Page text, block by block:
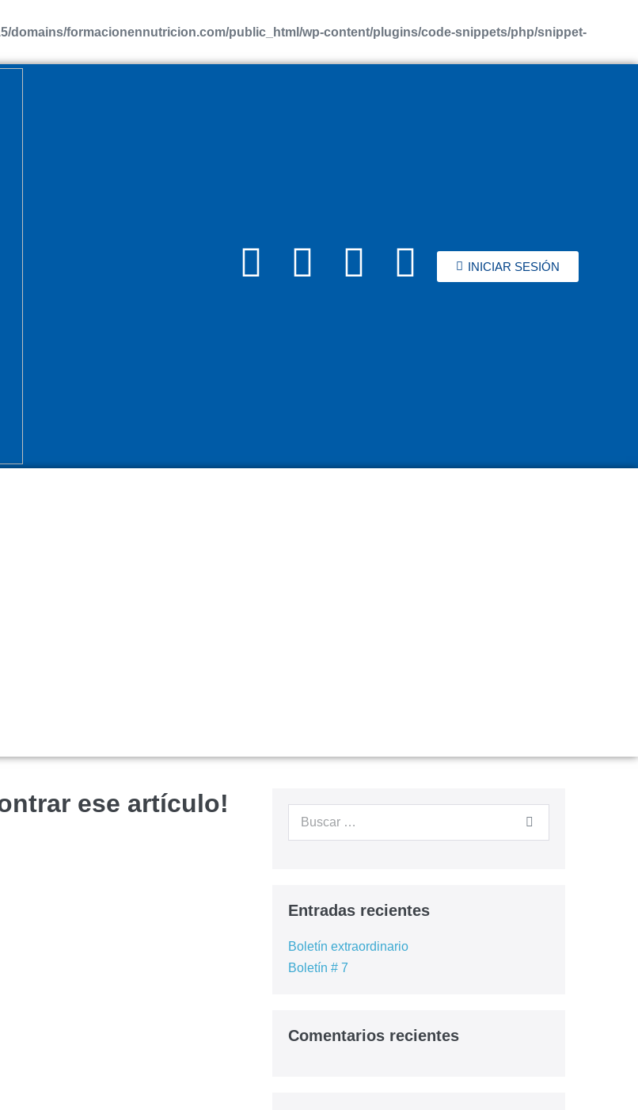
domains/formacionennutricion.com/public_html/wp-content/plugins/code-snippets/php/snippet-
INICIAR SESIÓN
ese artículo!
Entradas recientes
Boletín extraordinario
Boletín # 7
Comentarios recientes